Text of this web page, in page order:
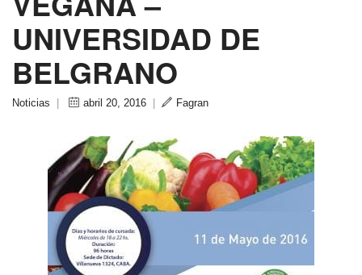
UNIVERSIDAD DE
BELGRANO
Noticias abril 20, 2016 Fagran